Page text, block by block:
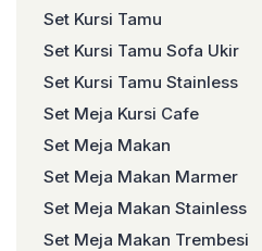
Set Kursi Tamu
Set Kursi Tamu Sofa Ukir
Set Kursi Tamu Stainless
Set Meja Kursi Cafe
Set Meja Makan
Set Meja Makan Marmer
Set Meja Makan Stainless
Set Meja Makan Trembesi